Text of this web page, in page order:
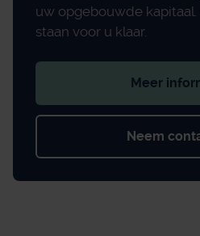
uw opgebouwde
staan voor u klaar.
Meer
Neem